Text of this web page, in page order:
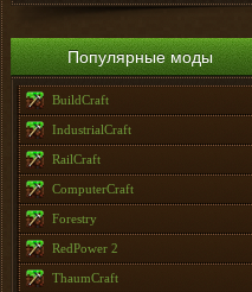
Популярные моды
BuildCraft
IndustrialCraft
RailCraft
ComputerCraft
Forestry
RedPower 2
ThaumCraft